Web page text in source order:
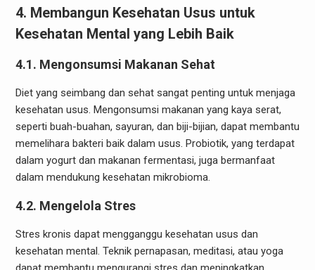
4. Membangun Kesehatan Usus untuk
Kesehatan Mental yang Lebih Baik
4.1. Mengonsumsi Makanan Sehat
Diet yang seimbang dan sehat sangat penting untuk menjaga
kesehatan usus. Mengonsumsi makanan yang kaya serat,
seperti buah-buahan, sayuran, dan biji-bijian, dapat membantu
memelihara bakteri baik dalam usus. Probiotik, yang terdapat
dalam yogurt dan makanan fermentasi, juga bermanfaat
dalam mendukung kesehatan mikrobioma.
4.2. Mengelola Stres
Stres kronis dapat mengganggu kesehatan usus dan
kesehatan mental. Teknik pernapasan, meditasi, atau yoga